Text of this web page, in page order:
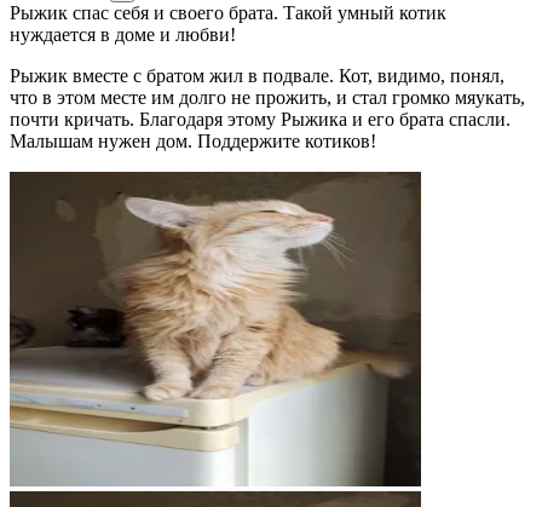
Рыжик спас себя и своего брата. Такой умный котик
нуждается в доме и любви!
Рыжик вместе с братом жил в подвале. Кот, видимо, понял,
что в этом месте им долго не прожить, и стал громко мяукать,
почти кричать. Благодаря этому Рыжика и его брата спасли.
Малышам нужен дом. Поддержите котиков!